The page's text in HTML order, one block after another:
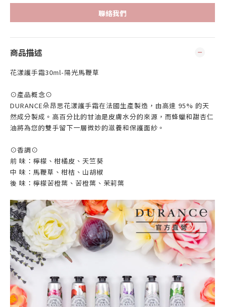
聯絡我們
商品描述
花漾護手霜30ml-陽光馬鞭草
⊙產品概念⊙
DURANCE朵昂思花漾護手霜在法國生產製造，由高達 95% 的天
然成分製成。高百分比的甘油是皮膚水分的來源，而蜂蠟和甜杏仁
油將為您的雙手留下一層微妙的滋養和保護面紗。
⊙香調⊙
前 味：檸檬、柑橘皮、天竺葵
中 味：馬鞭草、柑桔、山胡椒
後 味：檸檬苦橙葉、苦橙葉、茉莉葉